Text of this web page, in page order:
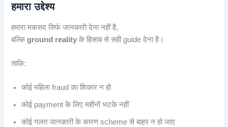
हमारा उद्देश्य
हमारा मकसद सिर्फ जानकारी देना नहीं है,
बल्किground reality के हिसाब से सही guide देना है।
ताकि:
कोई महिला fraud का शिकार न हो
कोई payment के लिए महीनों भटके नहीं
कोई गलत जानकारी के कारण scheme से बाहर न हो जाए